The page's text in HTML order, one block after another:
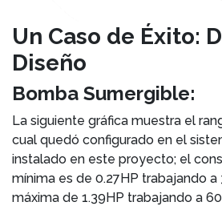
Un Caso de Éxito:
Diseño
Bomba Sumergible:
La siguiente gráfica muestra el
cual quedó configurado en el
instalado en este proyecto; el
mínima es de 0.27HP trabajando
máxima de 1.39HP trabajando a